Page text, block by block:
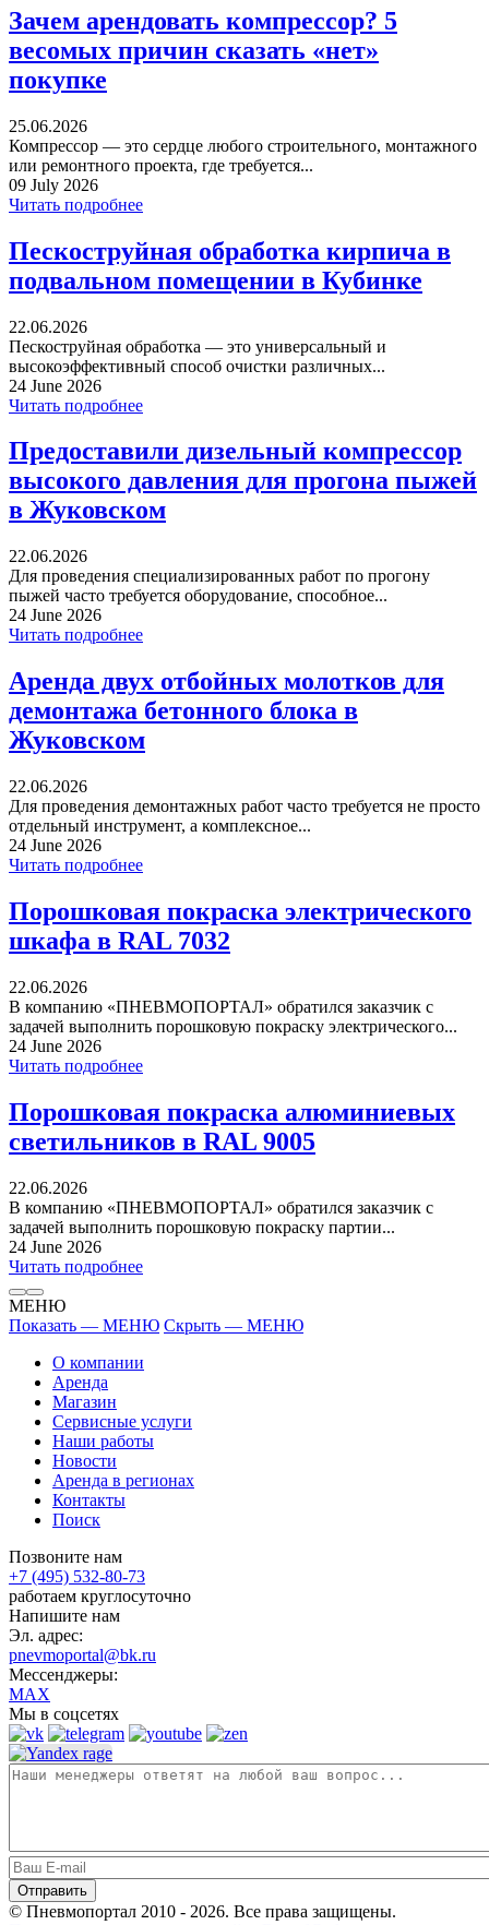
Зачем арендовать компрессор? 5
весомых причин сказать «нет»
покупке
25.06.2026
Компрессор — это сердце любого строительного, монтажного
или ремонтного проекта, где требуется...
09 July 2026
Читать подробнее
Пескоструйная обработка кирпича в
подвальном помещении в Кубинке
22.06.2026
Пескоструйная обработка — это универсальный и
высокоэффективный способ очистки различных...
24 June 2026
Читать подробнее
Предоставили дизельный компрессор
высокого давления для прогона пыжей
в Жуковском
22.06.2026
Для проведения специализированных работ по прогону
пыжей часто требуется оборудование, способное...
24 June 2026
Читать подробнее
Аренда двух отбойных молотков для
демонтажа бетонного блока в
Жуковском
22.06.2026
Для проведения демонтажных работ часто требуется не просто
отдельный инструмент, а комплексное...
24 June 2026
Читать подробнее
Порошковая покраска электрического
шкафа в RAL 7032
22.06.2026
В компанию «ПНЕВМОПОРТАЛ» обратился заказчик с
задачей выполнить порошковую покраску электрического...
24 June 2026
Читать подробнее
Порошковая покраска алюминиевых
светильников в RAL 9005
22.06.2026
В компанию «ПНЕВМОПОРТАЛ» обратился заказчик с
задачей выполнить порошковую покраску партии...
24 June 2026
Читать подробнее
МЕНЮ
Показать — МЕНЮ Скрыть — МЕНЮ
О компании
Аренда
Магазин
Сервисные услуги
Наши работы
Новости
Аренда в регионах
Контакты
Поиск
Позвоните нам
+7 (495) 532-80-73
работаем круглосуточно
Напишите нам
Эл. адрес:
pnevmoportal@bk.ru
Мессенджеры:
MAX
Мы в соцсетях
© Пневмопортал 2010 - 2026. Все права защищены.